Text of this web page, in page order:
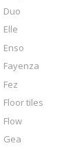
Duo
Elle
Enso
Fayenza
Fez
Floor tiles
Flow
Gea